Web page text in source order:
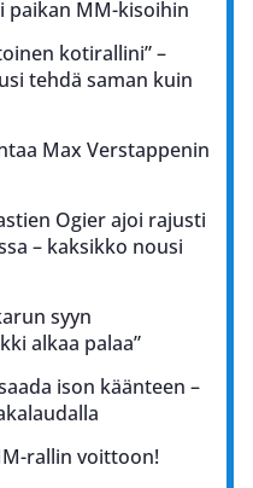
paikan MM-kisoihin
kotirallini” –
tehdä saman kuin
Max Verstappenin
Ogier ajoi rajusti
– kaksikko nousi
syyn
alkaa palaa”
ison käänteen –
rallin voittoon!